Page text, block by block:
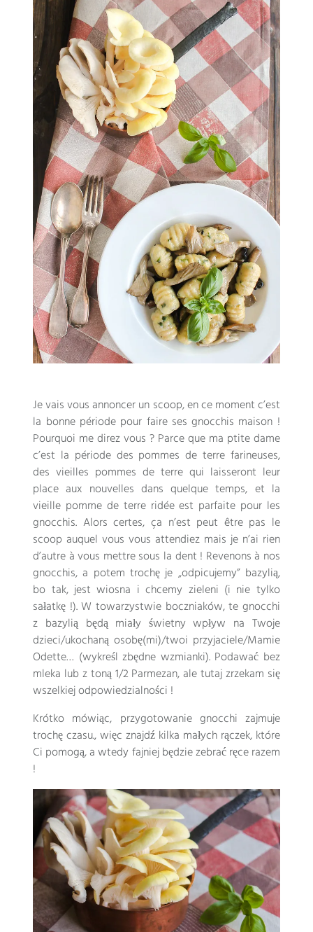
Je vais vous annoncer un scoop,en ce moment c’est
la bonne période pour faire ses gnocchis maison !
Pourquoi me direz vous ? Parce que ma ptite dame
c’est la période des pommes de terre farineuses,
des vieilles pommes de terre qui laisseront leur
place aux nouvelles dans quelque temps, et la
vieille pomme de terre ridée est parfaite pour les
gnocchis. Alors certes, ça n’est peut être pas le
scoop auquel vous vous attendiez mais je n’ai rien
d’autre à vous mettre sous la dent ! Revenons à nos
gnocchis, a potem trochę je „odpicujemy” bazylią,
bo tak, jest wiosna i chcemy zieleni (i nie tylko
sałatkę !). W towarzystwie boczniaków, te gnocchi
z bazylią będą miały świetny wpływ na Twoje
dzieci/ukochaną osobę(mi)/twoi przyjaciele/Mamie
Odette… (wykreśl zbędne wzmianki). Podawać bez
mleka lub z toną 1/2 Parmezan, ale tutaj zrzekam się
wszelkiej odpowiedzialności !
Krótko mówiąc, przygotowanie gnocchi zajmuje
trochę czasu., więc znajdź kilka małych rączek, które
Ci pomogą, a wtedy fajniej będzie zebrać ręce razem
!